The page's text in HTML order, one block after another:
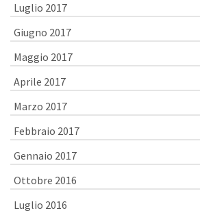
Luglio 2017
Giugno 2017
Maggio 2017
Aprile 2017
Marzo 2017
Febbraio 2017
Gennaio 2017
Ottobre 2016
Luglio 2016